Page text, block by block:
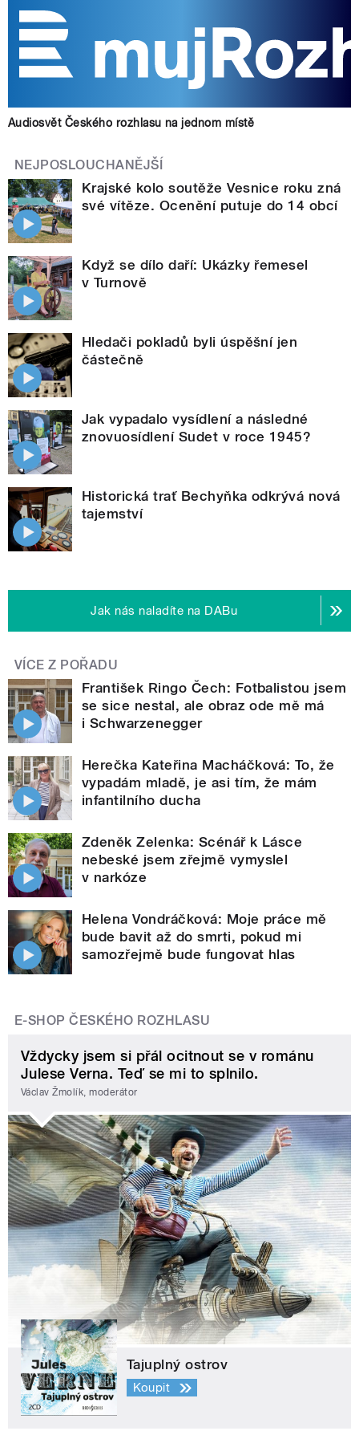
Audiosvět Českého rozhlasu na jednom místě
NEJPOSLOUCHANĚJŠÍ
Krajské kolo soutěže Vesnice roku zná
své vítěze. Ocenění putuje do 14 obcí
Když se dílo daří: Ukázky řemesel
v Turnově
Hledači pokladů byli úspěšní jen
částečně
Jak vypadalo vysídlení a následné
znovuosídlení Sudet v roce 1945?
Historická trať Bechyňka odkrývá nová
tajemství
Jak nás naladíte na DABu
VÍCE Z POŘADU
František Ringo Čech: Fotbalistou jsem
se sice nestal, ale obraz ode mě má
i Schwarzenegger
Herečka Kateřina Macháčková: To, že
vypadám mladě, je asi tím, že mám
infantilního ducha
Zdeněk Zelenka: Scénář k Lásce
nebeské jsem zřejmě vymyslel
v narkóze
Helena Vondráčková: Moje práce mě
bude bavit až do smrti, pokud mi
samozřejmě bude fungovat hlas
E-SHOP ČESKÉHO ROZHLASU
Vždycky jsem si přál ocitnout se v románu
Julese Verna. Teď se mi to splnilo.
Václav Žmolík, moderátor
Tajuplný ostrov
Koupit